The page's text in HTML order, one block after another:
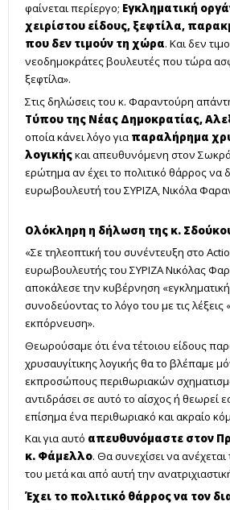
φαίνεται περίεργο; Εγκληματική
χειρίστου είδους, ξεφτίλα,
που δεν τιμούν τη χώρα. Και δεν
νεοδημοκράτες βουλευτές που τώρα
ξεφτίλα».
Στις δηλώσεις του κ. Φαραντούρη
Τύπου της Νέας Δημοκρατίας,
οποία κάνει λόγο για παραλήρημα
λογικήςκαι απευθυνόμενη στον
ερώτημα αν έχει το πολιτικό θάρρος να
ευρωβουλευτή του ΣΥΡΙΖΑ, Νικόλα
Ολόκληρη η δήλωση της κ.
«Σε τηλεοπτική του συνέντευξη στο
ευρωβουλευτής του ΣΥΡΙΖΑ Νικόλας
αποκάλεσε την κυβέρνηση
συνοδεύοντας το λόγο του με τις λέξεις
εκπόρνευση».
Θεωρούσαμε ότι ένα τέτοιου είδους
χρυσαυγίτικης λογικής θα το βλέπαμε
εκπροσώπους περιθωριακών
αντιδράσει σε αυτό το αίσχος ή θεωρεί
επίσημα ένα περιθωριακό και ακραίο
Και για αυτό απευθυνόμαστε στον
κ. Φάμελλο. Θα συνεχίσει να
του μετά και από αυτή την
Έχει το πολιτικό θάρρος να τον